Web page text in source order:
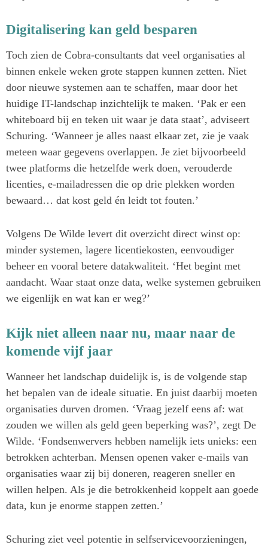
Digitalisering kan geld besparen
Toch zien de Cobra-consultants dat veel organisaties al
binnen enkele weken grote stappen kunnen zetten. Niet
door nieuwe systemen aan te schaffen, maar door het
huidige IT-landschap inzichtelijk te maken. ‘Pak er een
whiteboard bij en teken uit waar je data staat’, adviseert
Schuring. ‘Wanneer je alles naast elkaar zet, zie je vaak
meteen waar gegevens overlappen. Je ziet bijvoorbeeld
twee platforms die hetzelfde werk doen, verouderde
licenties, e-mailadressen die op drie plekken worden
bewaard… dat kost geld én leidt tot fouten.’
Volgens De Wilde levert dit overzicht direct winst op:
minder systemen, lagere licentiekosten, eenvoudiger
beheer en vooral betere datakwaliteit. ‘Het begint met
aandacht. Waar staat onze data, welke systemen gebruiken
we eigenlijk en wat kan er weg?’
Kijk niet alleen naar nu, maar naar de
komende vijf jaar
Wanneer het landschap duidelijk is, is de volgende stap
het bepalen van de ideale situatie. En juist daarbij moeten
organisaties durven dromen. ‘Vraag jezelf eens af: wat
zouden we willen als geld geen beperking was?’, zegt De
Wilde. ‘Fondsenwervers hebben namelijk iets unieks: een
betrokken achterban. Mensen openen vaker e-mails van
organisaties waar zij bij doneren, reageren sneller en
willen helpen. Als je die betrokkenheid koppelt aan goede
data, kun je enorme stappen zetten.’
Schuring ziet veel potentie in selfservicevoorzieningen,